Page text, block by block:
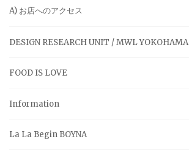
A) お店へのアクセス
DESIGN RESEARCH UNIT / MWL YOKOHAMA
FOOD IS LOVE
Information
La La Begin BOYNA